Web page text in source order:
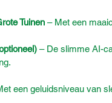
Tuinen – Met een
– De slimme AI-
een geluidsniveau van